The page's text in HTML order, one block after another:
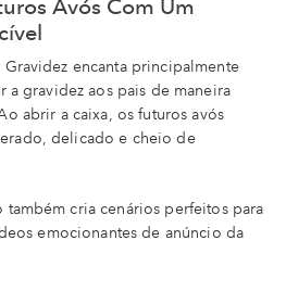
Avós Com Um
encanta principalmente
a gravidez aos pais de maneira
abrir a caixa, os futuros avós
delicado e cheio de
cria cenários perfeitos para
emocionantes de anúncio da